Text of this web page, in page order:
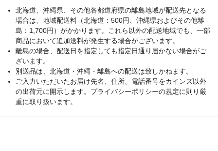
北海道、沖縄県、その他各都道府県の離島地域が配送先となる
場合は、地域配送料（北海道：500円、沖縄県およびその他離
島：1,700円）がかかります。これら以外の配送地域でも、一部
商品において追加送料が発生する場合がございます。
離島の場合、配送日を指定しても指定日通り届かない場合がご
ざいます。
別送品は、北海道・沖縄・離島への配送は致しかねます。
ご入力いただいたお届け先名、住所、電話番号をカインズ以外
の出荷元に開示します。プライバシーポリシーの規定に則り厳
重に取り扱います。